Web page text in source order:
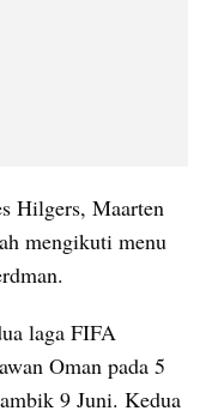
Hilgers, Maarten
mengikuti menu
laga FIFA
Oman pada 5
9 Juni. Kedua